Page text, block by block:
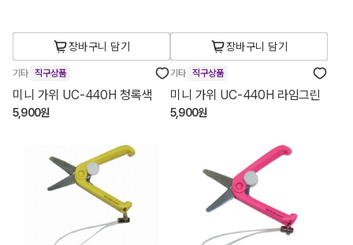
장바구니 담기
기타 직구상품
미니 가위 UC-440H 청록색
5,900원
장바구니 담기
기타 직구상품
미니 가위 UC-440H 라임그린
5,900원